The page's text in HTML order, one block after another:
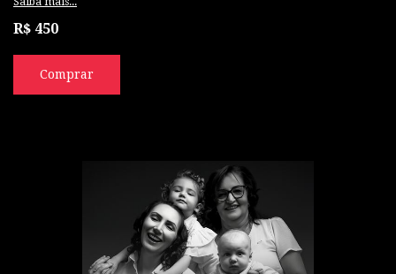
R$ 450
Comprar